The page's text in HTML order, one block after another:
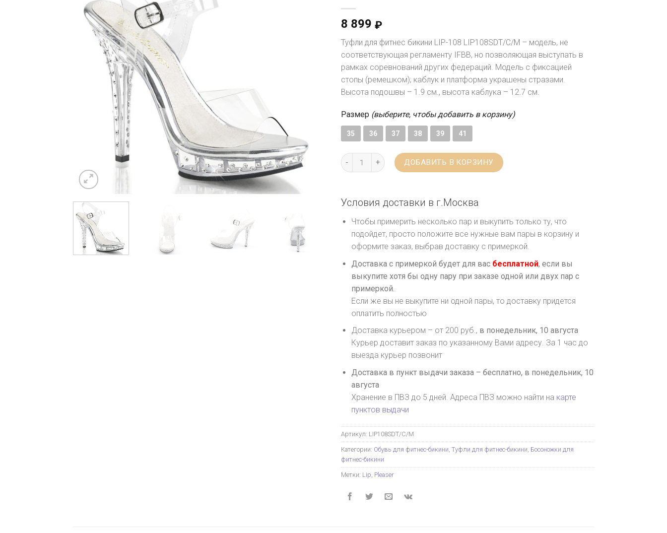
8 899 ₽
Туфли для фитнес бикини LIP-108 LIP108SDT/C/M – модель, не
соответствующая регламенту IFBB, но позволяющая выступать в
рамках соревнований других федераций. Модель с фиксацией
стопы (ремешком); каблук и платформа украшены стразами.
Высота подошвы – 1.9 см., высота каблука – 12.7 см.
Размер (выберите, чтобы добавить в корзину)
35 36 37 38 39 41
ДОБАВИТЬ В КОРЗИНУ
Условия доставки в г.Москва
Чтобы примерить несколько пар и выкупить только ту, что
подойдет, просто положите все нужные вам пары в корзину и
оформите заказ, выбрав доставку с примеркой.
Доставка с примеркой будет для вас бесплатной, если вы
выкупите хотя бы одну пару при заказе одной или двух пар с
примеркой.
Если же вы не выкупите ни одной пары, то доставку придется
оплатить полностью
Доставка курьером – от 200 руб., в понедельник, 10 августа
Курьер доставит заказ по указанному Вами адресу. За 1 час до
выезда курьер позвонит
Доставка в пункт выдачи заказа – бесплатно, в понедельник, 10
августа
Хранение в ПВЗ до 5 дней. Адреса ПВЗ можно найти на карте
пунктов выдачи
Артикул: LIP108SDT/C/M
Категории: Обувь для фитнес-бикини Туфли для фитнес-бикини Босоножки для
фитнес-бикини
Метки: Lip Pleaser